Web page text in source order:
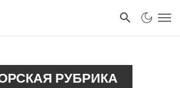
РУБРИКА